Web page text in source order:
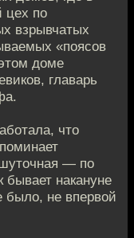
цех по
взрывчатых
«поясов
доме
главарь
что
— по
бывает накануне
было, не впервой